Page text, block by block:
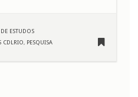
ESTUDOS
CDLRIO PESQUISA